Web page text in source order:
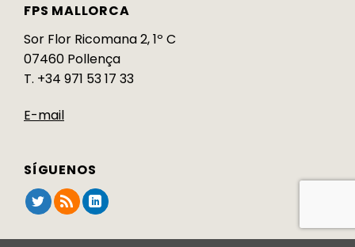
FPS MALLORCA
Sor Flor Ricomana 2, 1º C
07460 Pollença
T. +34 971 53 17 33
E-mail
SÍGUENOS